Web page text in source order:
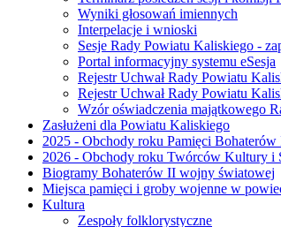
Wyniki głosowań imiennych
Interpelacje i wnioski
Sesje Rady Powiatu Kaliskiego -
Portal informacyjny systemu eSesja
Rejestr Uchwał Rady Powiatu
Rejestr Uchwał Rady Powiatu
Wzór oświadczenia majątkowego
Zasłużeni dla Powiatu Kaliskiego
2025 - Obchody roku Pamięci
2026 - Obchody roku Twórców Kultury
Biogramy Bohaterów II wojny światowej
Miejsca pamięci i groby wojenne w
Kultura
Zespoły folklorystyczne